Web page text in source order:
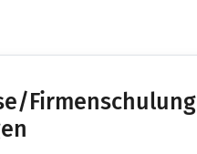
Firmenschulung